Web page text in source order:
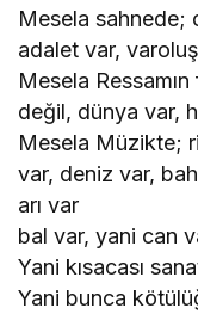
Mesela sahnede;
adalet var,
Mesela
değil, dünya var,
Mesela Müzikte;
var, deniz var,
arı var
bal var, yani can
Yani kısacası
Yani bunca